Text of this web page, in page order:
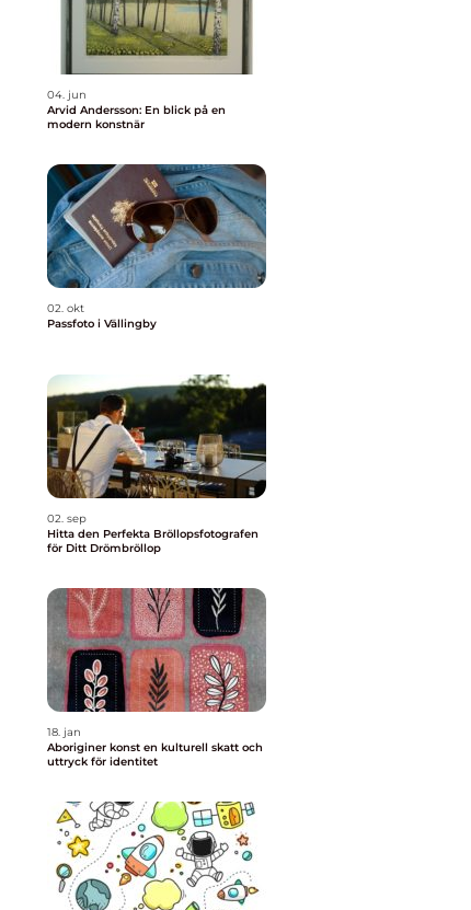
04. jun
Arvid Andersson: En blick på en
modern konstnär
02. okt
Passfoto i Vällingby
02. sep
Hitta den Perfekta Bröllopsfotografen
för Ditt Drömbröllop
18. jan
Aboriginer konst en kulturell skatt och
uttryck för identitet